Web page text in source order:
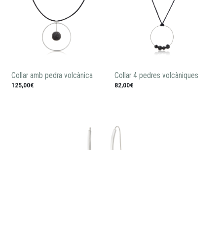
Collar amb pedra volcànica
125,00€
Collar 4 pedres volcàniques
82,00€